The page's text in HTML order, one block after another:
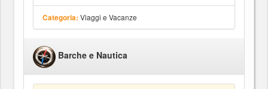
Categoria: Viaggi e Vacanze
Barche e Nautica